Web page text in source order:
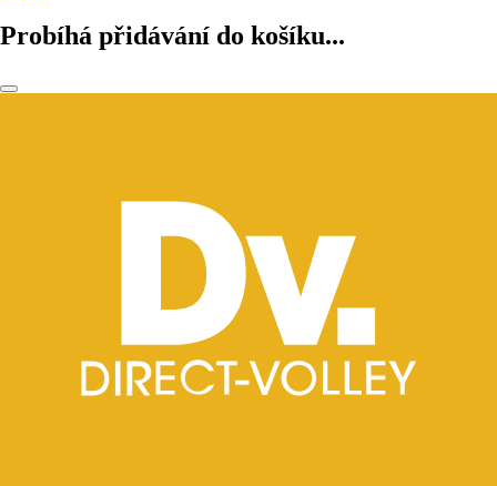
Probíhá přidávání do košíku...